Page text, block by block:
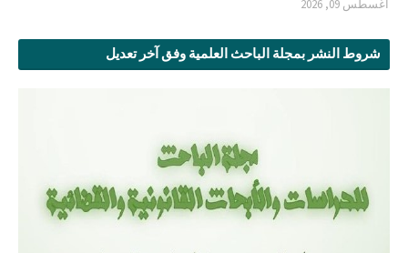
أغسطس 09, 2026
شروط النشر بمجلة الباحث العلمية وفق آخر تعديل